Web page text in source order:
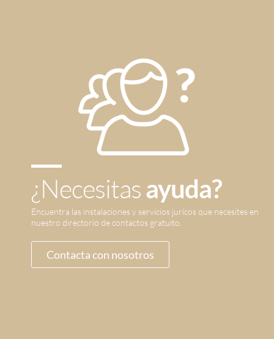
¿Necesitasayuda?
Encuentra las instalaciones y servicios jurícos que necesites en
nuestro directorio de contactos gratuito.
Contacta con nosotros